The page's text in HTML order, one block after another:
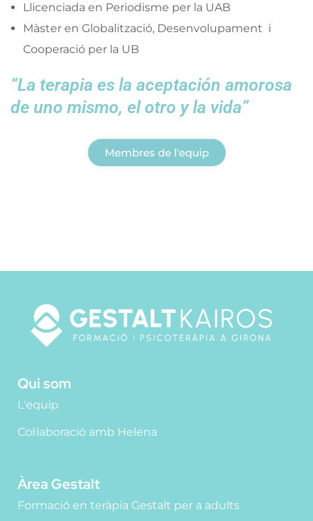
Llicenciada en Periodisme per la UAB
Màster en Globalització, Desenvolupament i
Cooperació per la UB
“La terapia es la aceptación amorosa
de uno mismo, el otro y la vida”
Membres de l'equip
Qui som
L'equip
Col·laboració amb Helena
Àrea Gestalt
Formació en teràpia Gestalt per a adults